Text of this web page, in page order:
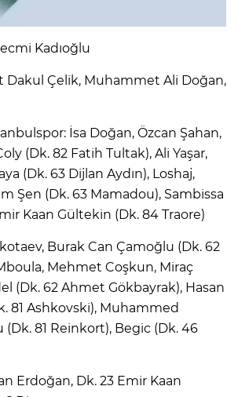
Kadıoğlu
Dakul Çelik, Muhammet Ali Doğan,
İsa Doğan, Özcan Şahan,
(Dk. 82 Fatih Tultak), Ali Yaşar,
(Dk. 63 Dijlan Aydın), Loshaj,
Şen (Dk. 63 Mamadou), Sambissa
Kaan Gültekin (Dk. 84 Traore)
Burak Can Çamoğlu (Dk. 62
Mehmet Coşkun, Miraç
(Dk. 62 Ahmet Gökbayrak), Hasan
81 Ashkovski), Muhammed
(Dk. 81 Reinkort), Begic (Dk. 46
Erdoğan, Dk. 23 Emir Kaan